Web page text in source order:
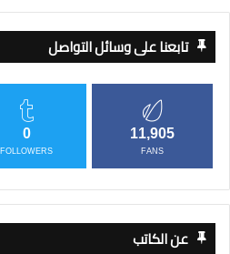
تابعنا على وسائل التواصل
11,905
FANS
0
FOLLOWERS
عن الكاتب